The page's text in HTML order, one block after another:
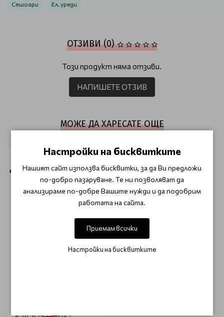
Сешоари Ел. уреди
ОТЗИВИ (0)
Този продукт няма отзиви.
НАПИШЕТЕ ОТЗИВ
МОЖЕ ДА ХАРЕСАТЕ ОЩЕ
ULTRON
Настройки на бисквитките
Нашият сайт използва бисквитки, за да Ви предложи
по-добро пазаруване. Те ни позволяват да
анализираме по-добре Вашите нужди и да подобрим
работата на сайта.
Приемам всички
Настройки на бисквитките